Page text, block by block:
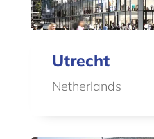
Utrecht
Netherlands